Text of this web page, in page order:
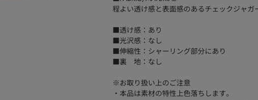
程よい透け感と表面感のあるチェックジャガ
■透け感：あり
■光沢感：なし
■伸縮性：シャーリング部分にあり
■裏 地：なし
※お取り扱い上のご注意
・本品は素材の特性上色落ちします。